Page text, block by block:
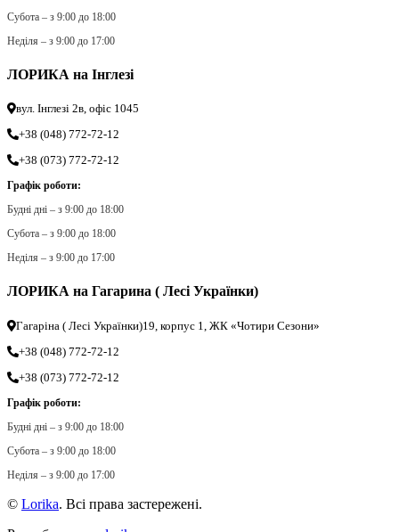
Субота – з 9:00 до 18:00
Неділя – з 9:00 до 17:00
ЛОРИКА на Інглезі
вул. Інглезі 2в, офіс 1045
+38 (048) 772-72-12
+38 (073) 772-72-12
Графік роботи:
Будні дні – з 9:00 до 18:00
Субота – з 9:00 до 18:00
Неділя – з 9:00 до 17:00
ЛОРИКА на Гагарина ( Лесі Українки)
Гагаріна ( Лесі Українки)19, корпус 1, ЖК «Чотири Сезони»
+38 (048) 772-72-12
+38 (073) 772-72-12
Графік роботи:
Будні дні – з 9:00 до 18:00
Субота – з 9:00 до 18:00
Неділя – з 9:00 до 17:00
© Lorika. Всі права застережені.